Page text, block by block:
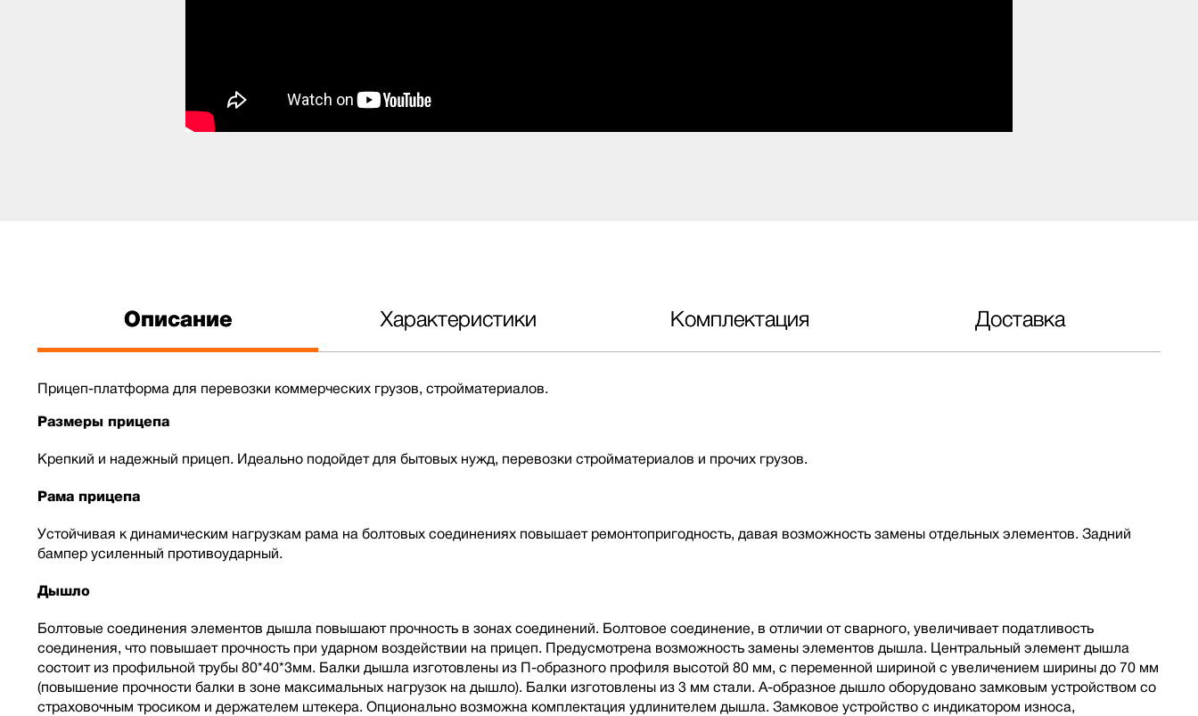
Описание Характеристики Комплектация Доставка
Прицеп-платформа для перевозки коммерческих грузов, стройматериалов.
Размеры прицепа
Крепкий и надежный прицеп. Идеально подойдет для бытовых нужд, перевозки стройматериалов и прочих грузов.
Рама прицепа
Устойчивая к динамическим нагрузкам рама на болтовых соединениях повышает ремонтопригодность, давая возможность замены отдельных элементов. Задний
бампер усиленный противоударный.
Дышло
Болтовые соединения элементов дышла повышают прочность в зонах соединений. Болтовое соединение, в отличии от сварного, увеличивает податливость
соединения, что повышает прочность при ударном воздействии на прицеп. Предусмотрена возможность замены элементов дышла. Центральный элемент дышла
состоит из профильной трубы 80*40*3мм. Балки дышла изготовлены из П-образного профиля высотой 80 мм, с переменной шириной с увеличением ширины до 70 мм
(повышение прочности балки в зоне максимальных нагрузок на дышло). Балки изготовлены из 3 мм стали. А-образное дышло оборудовано замковым устройством со
страховочным тросиком и держателем штекера. Опционально возможна комплектация удлинителем дышла. Замковое устройство с индикатором износа,